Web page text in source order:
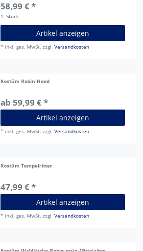
58,99 € *
1 Stück
Artikel anzeigen
* inkl. ges. MwSt. zzgl.Versandkosten
Kostüm Robin Hood
ab 59,99 € *
Artikel anzeigen
* inkl. ges. MwSt. zzgl.Versandkosten
Kostüm Tempelritter
47,99 € *
Artikel anzeigen
* inkl. ges. MwSt. zzgl.Versandkosten